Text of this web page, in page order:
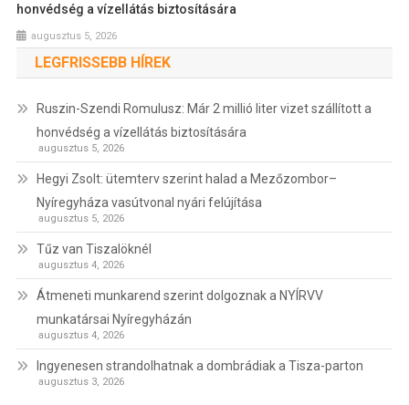
honvédség a vízellátás biztosítására
augusztus 5, 2026
LEGFRISSEBB HÍREK
Ruszin-Szendi Romulusz: Már 2 millió liter vizet szállított a
honvédség a vízellátás biztosítására
augusztus 5, 2026
Hegyi Zsolt: ütemterv szerint halad a Mezőzombor–
Nyíregyháza vasútvonal nyári felújítása
augusztus 5, 2026
Tűz van Tiszalöknél
augusztus 4, 2026
Átmeneti munkarend szerint dolgoznak a NYÍRVV
munkatársai Nyíregyházán
augusztus 4, 2026
Ingyenesen strandolhatnak a dombrádiak a Tisza-parton
augusztus 3, 2026